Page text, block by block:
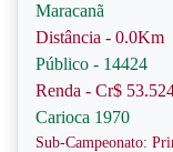
Maracanã
Distância - 0.0Km
Público - 14424
Renda - Cr$
Carioca 1970
Sub-Campeonato: